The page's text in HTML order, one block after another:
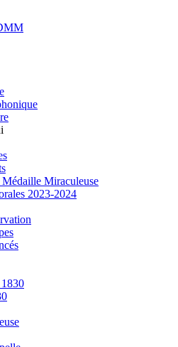
Miraculeuse
2023-2024